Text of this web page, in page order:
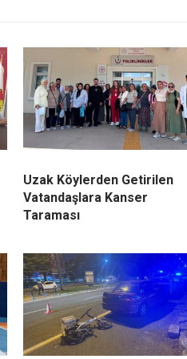
Uzak Köylerden Getirilen
Vatandaşlara Kanser
Taraması